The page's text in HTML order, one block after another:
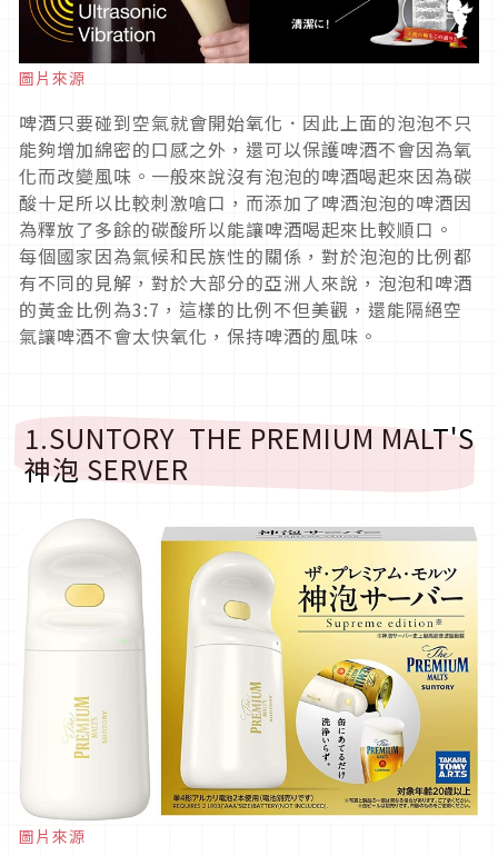
圖片來源
啤酒只要碰到空氣就會開始氧化．因此上面的泡泡不只
能夠增加綿密的口感之外，還可以保護啤酒不會因為氧
化而改變風味。一般來說沒有泡泡的啤酒喝起來因為碳
酸十足所以比較刺激嗆口，而添加了啤酒泡泡的啤酒因
為釋放了多餘的碳酸所以能讓啤酒喝起來比較順口。
每個國家因為氣候和民族性的關係，對於泡泡的比例都
有不同的見解，對於大部分的亞洲人來說，泡泡和啤酒
的黃金比例為3:7，這樣的比例不但美觀，還能隔絕空
氣讓啤酒不會太快氧化，保持啤酒的風味。
1.SUNTORY THE PREMIUM MALT'S
神泡 SERVER
圖片來源